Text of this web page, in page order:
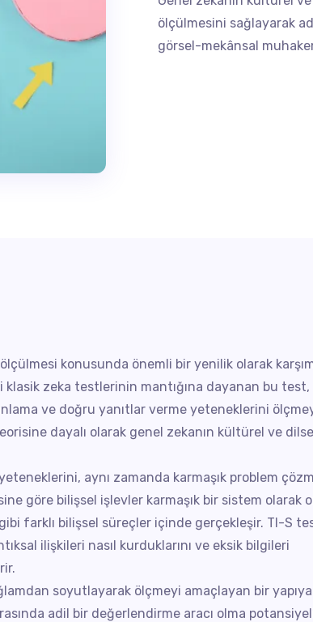
ölçülmesini sağlayarak
görsel-mekânsal
konusunda önemli bir yenilik olarak
zeka testlerinin mantığına dayanan bu test,
ve doğru yanıtlar verme yeteneklerini
dayalı olarak genel zekanın kültürel ve
aynı zamanda karmaşık problem
göre bilişsel işlevler karmaşık bir sistem olarak
farklı bilişsel süreçler içinde gerçekleşir. TI-S
ilişkileri nasıl kurduklarını ve eksik bilgileri
soyutlayarak ölçmeyi amaçlayan bir
adil bir değerlendirme aracı olma